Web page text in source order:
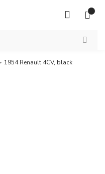
1954 Renault 4CV, black